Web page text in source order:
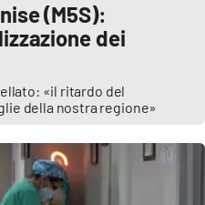
(M5S):
dei
«il ritardo del
della nostra regione»